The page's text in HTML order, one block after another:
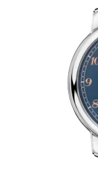
ROLEX CERTIFIED